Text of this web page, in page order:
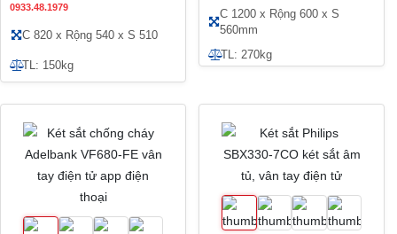
0933.48.1979
C 820 x Rộng 540 x S 510
TL: 150kg
C 1200 x Rộng 600 x S
560mm
TL: 270kg